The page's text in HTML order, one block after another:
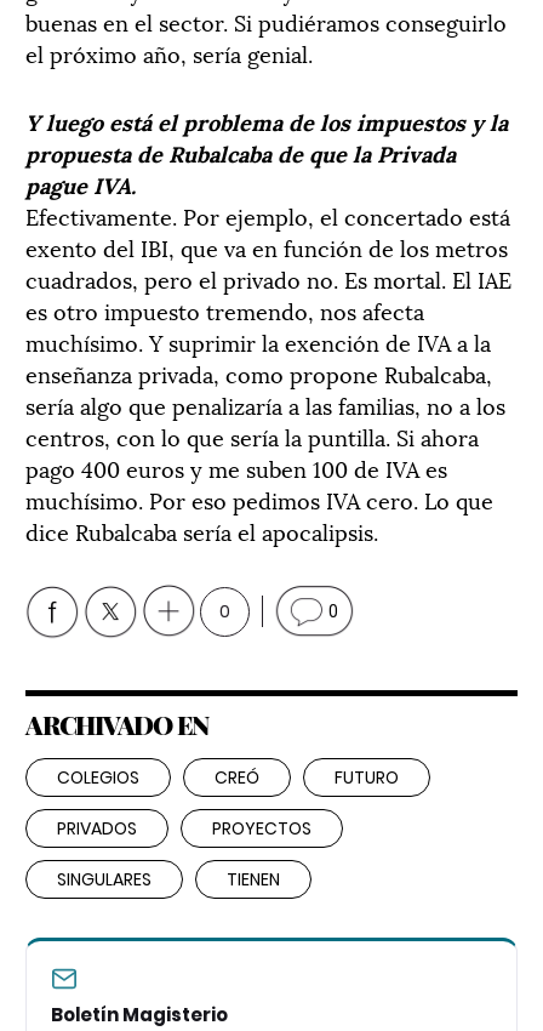
buenas en el sector. Si pudiéramos conseguirlo
el próximo año, sería genial.
Y luego está el problema de los impuestos y la
propuesta de Rubalcaba de que la Privada
pague IVA.
Efectivamente. Por ejemplo, el concertado está
exento del IBI, que va en función de los metros
cuadrados, pero el privado no. Es mortal. El IAE
es otro impuesto tremendo, nos afecta
muchísimo. Y suprimir la exención de IVA a la
enseñanza privada, como propone Rubalcaba,
sería algo que penalizaría a las familias, no a los
centros, con lo que sería la puntilla. Si ahora
pago 400 euros y me suben 100 de IVA es
muchísimo. Por eso pedimos IVA cero. Lo que
dice Rubalcaba sería el apocalipsis.
0 0
ARCHIVADO EN
COLEGIOS CREÓ FUTURO
PRIVADOS PROYECTOS
SINGULARES TIENEN
Boletín Magisterio